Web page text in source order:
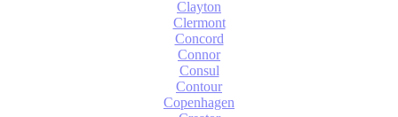
Clayton
Clermont
Concord
Connor
Consul
Contour
Copenhagen